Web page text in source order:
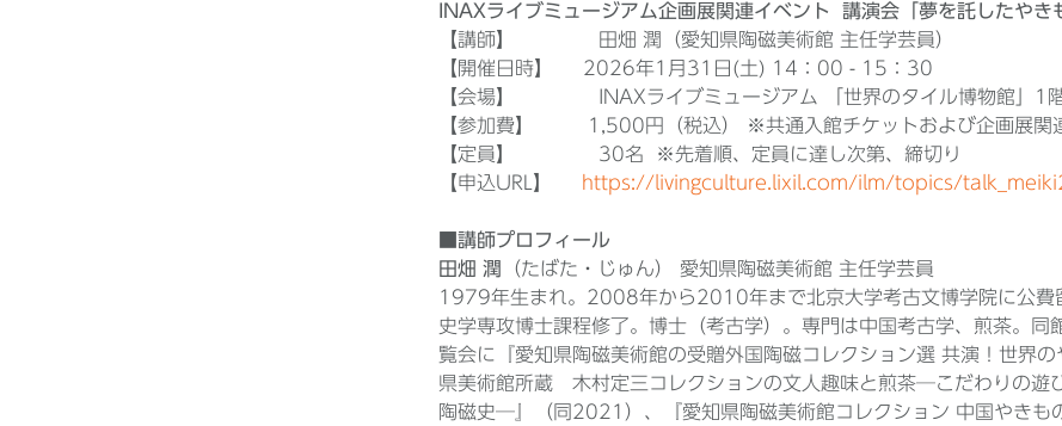
INAXライブミュージアム企画展関連イベント 講演会「夢を託したや
【講師】 田畑 潤（愛知県陶磁美術館 主任学芸員）
【開催日時】 2026年1月31日(土) 14：00 - 15：30
【会場】 INAXライブミュージアム 「世界のタイル博物館」1
【参加費】 1,500円（税込） ※共通入館チケットおよび企画展関
【定員】 30名 ※先着順、定員に達し次第、締切り
【申込URL】
https://livingculture.lixil.com/ilm/topics/
■講師プロフィール
田畑 潤 （たばた・じゅん） 愛知県陶磁美術館 主任学芸員
1979年生まれ。2008年から2010年まで北京大学考古文博学院に公
史学専攻博士課程修了。博士（考古学）。専門は中国考古学、煎茶。
覧会に『愛知県陶磁美術館の受贈外国陶磁コレクション選 共演！世界
県美術館所蔵 木村定三コレクションの文人趣味と煎茶─こだわりの
陶磁史─』（同2021）、『愛知県陶磁美術館コレクション 中国やきも